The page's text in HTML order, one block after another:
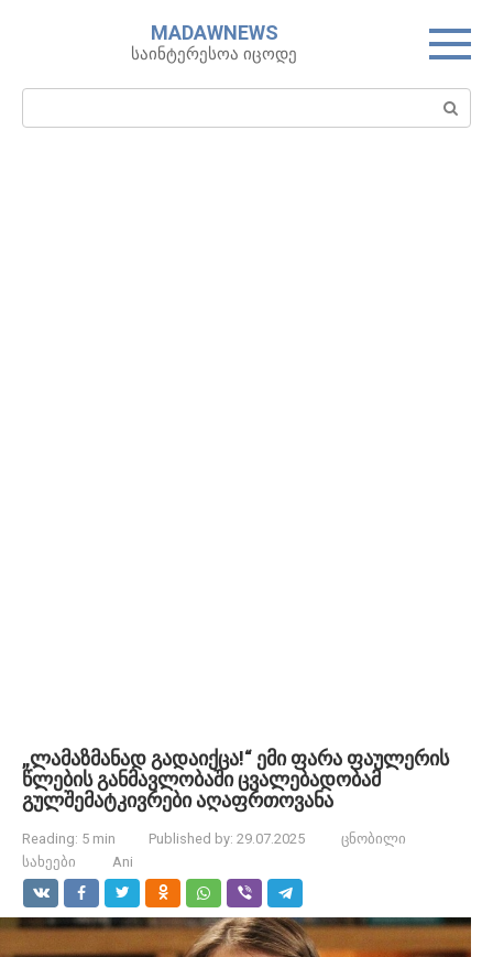
MADAWNEWS
საინტერესოა იცოდე
Search:
„ლამაზმანად გადაიქცა!“ ემი ფარა ფაულერის
წლების განმავლობაში ცვალებადობამ
გულშემატკივრები აღაფრთოვანა
Reading: 5 min Published by: 29.07.2025
ცნობილი
სახეები
Ani